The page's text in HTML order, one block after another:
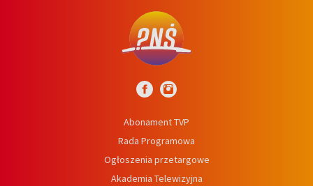
Abonament TVP
Rada Programowa
Ogłoszenia przetargowe
Akademia Telewizyjna